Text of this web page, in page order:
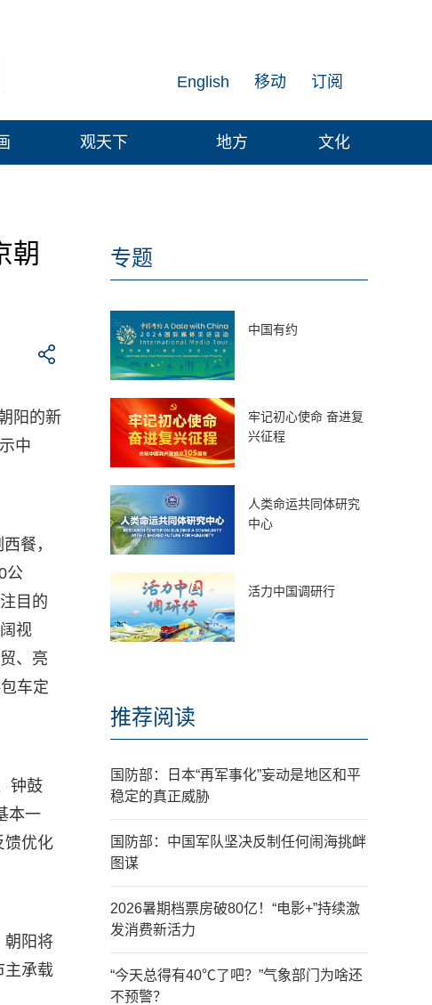
订阅
移动
English
观天下 地方 文化
朝
阳的新
中
餐，
公
目的
视
、亮
车定
钟鼓
本一
馈优化
朝阳将
主承载
专题
中国有约
牢记初心使命 奋进复
兴征程
人类命运共同体研究
中心
活力中国调研行
推荐阅读
国防部：日本“再军事化”妄动是地区和平
稳定的真正威胁
国防部：中国军队坚决反制任何闹海挑衅
图谋
2026暑期档票房破80亿！“电影+”持续激
发消费新活力
“今天总得有40℃了吧？”气象部门为啥还
不预警？